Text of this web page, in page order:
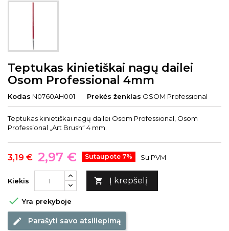
Teptukas kinietiškai nagų dailei
Osom Professional 4mm
Kodas N0760AH001 Prekės ženklas OSOM Professional
Teptukas kinietiškai nagų dailei Osom Professional, Osom
Professional „Art Brush“ 4 mm.
3,19 € 2,97 € Sutaupote 7% Su PVM
Kiekis  Į krepšelį
 Yra prekyboje
edit Parašyti savo atsiliepimą